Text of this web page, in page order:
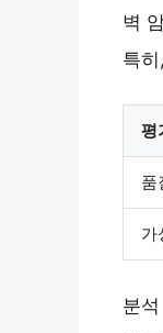
벽
특
평
품
가
분